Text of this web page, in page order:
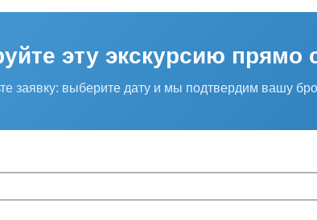
эту экскурсию прямо
заявку: выберите дату и мы подтвердим вашу